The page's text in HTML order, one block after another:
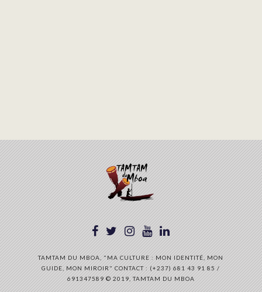
TAMTAM DU MBOA, "MA CULTURE : MON IDENTITÉ, MON
GUIDE, MON MIROIR" CONTACT : (+237) 681 43 91 85 /
691347589 © 2019, TAMTAM DU MBOA